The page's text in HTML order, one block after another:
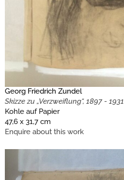
Georg Friedrich Zundel
Skizze zu „Verzweiflung“, 1897 - 1931
Kohle auf Papier
47,6 x 31,7 cm
Enquire about this work